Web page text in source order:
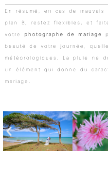
En résumé, en cas de
plan B, restez flexibles, et
votre photographe de mariage
beauté de votre journée,
météorologiques. La pluie ne
un élément qui donne du
mariage.